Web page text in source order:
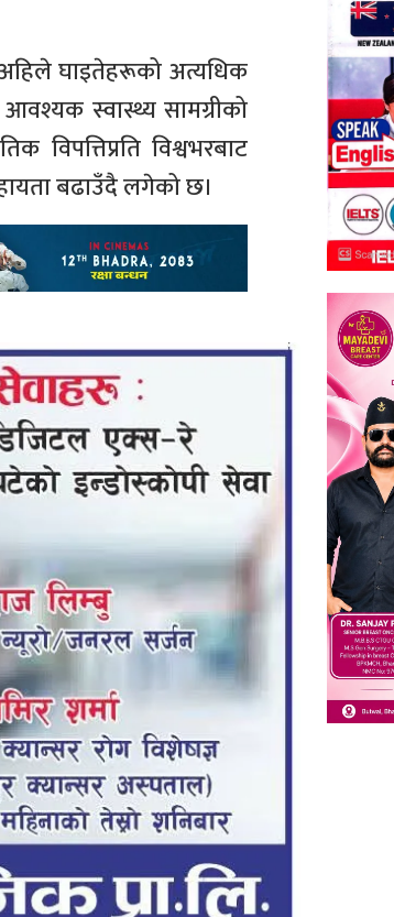
घाइतेहरूको अत्यधिक
स्वास्थ्य सामग्रीको
विश्वभरबाट
बढाउँदै लगेको छ।